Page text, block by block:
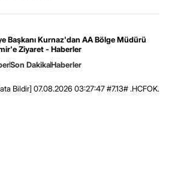
Başkanı Kurnaz'dan AA Bölge Müdürü
Ziyaret - Haberler
Son DakikaHaberler
Bildir] 07.08.2026 03:27:47 #7.13# .HCFOK.